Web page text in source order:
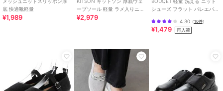
底 快適靴軽量
¥1,989
ーブソール 軽量 ラメ入りニッ
ト スリッポン
¥2,979
シューズ フラット バレエパン
4.30（10件）
¥1,479 再入荷